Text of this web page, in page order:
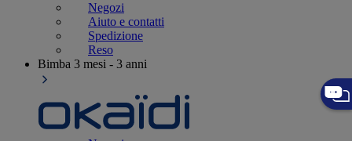
Negozi
Aiuto e contatti
Spedizione
Reso
Bimba 3 mesi - 3 anni